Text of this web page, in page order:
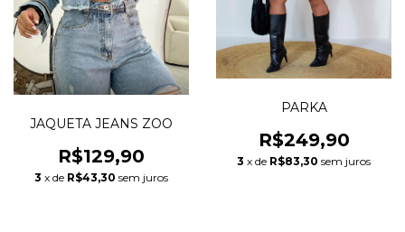
JAQUETA JEANS ZOO
R$129,90
3 x de R$43,30 sem juros
PARKA
R$249,90
3 x de R$83,30 sem juros